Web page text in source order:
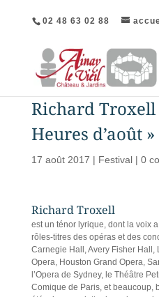
02 48 63 02 88
Richard Troxell
Heures d’août »
17 août 2017 | Festival| 0
Richard Troxell
est un ténor lyrique, dont la voix
rôles-titres des opéras et des
Carnegie Hall, Avery Fisher Hall,
Opera, Houston Grand Opera,
l’Opera de Sydney, le Théâtre
Comique de Paris, et beaucoup,